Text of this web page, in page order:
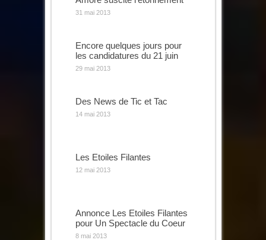
31 mai 2013
Encore quelques jours pour
les candidatures du 21 juin
29 mai 2013
Des News de Tic et Tac
14 mai 2013
Les Etoiles Filantes
12 mai 2013
Annonce Les Etoiles Filantes
pour Un Spectacle du Coeur
8 mai 2013